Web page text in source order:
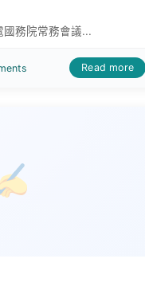
國務院常務會議...
Read more